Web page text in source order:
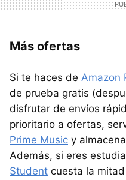
Más ofertas
Si te haces de Amazon
de prueba gratis
disfrutar de envíos
prioritario a ofertas,
Prime Music y
Además, si eres
Student cuesta la